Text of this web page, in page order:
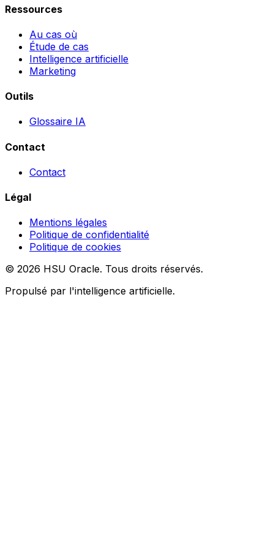
Ressources
Au cas où
Étude de cas
Intelligence artificielle
Marketing
Outils
Glossaire IA
Contact
Contact
Légal
Mentions légales
Politique de confidentialité
Politique de cookies
© 2026 HSU Oracle. Tous droits réservés.
Propulsé par l'intelligence artificielle.